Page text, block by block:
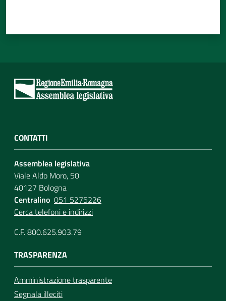
CONTATTI
Assemblea legislativa
Viale Aldo Moro, 50
40127 Bologna
Centralino 051 5275226
Cerca telefoni e indirizzi
C.F. 800.625.903.79
TRASPARENZA
Amministrazione trasparente
Segnala illeciti